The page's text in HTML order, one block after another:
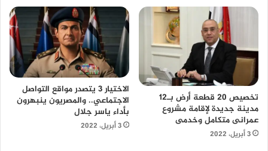
تخصيص 20 قطعة أرض بـ12
مدينة جديدة لإقامة مشروع
عمرانى متكامل وخدمى
3 أبريل، 2022
الاختيار 3 يتصدر مواقع التواصل
الاجتماعي.. والمصريون ينبهرون
بأداء ياسر جلال
3 أبريل، 2022